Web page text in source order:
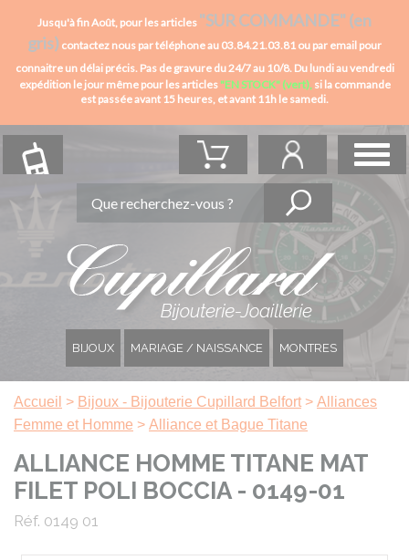
Jusqu'à fin Août, pour les articles "SUR COMMANDE" (en
gris) contactez nous par téléphone au 03.84.21.03.81 ou par email pour
connaitre un délai précis. Pas de gravure du 24/7 au 10/8. Du lundi au vendredi
expédition le jour même pour les articles "EN STOCK" (vert), si la commande
est passée avant 15 heures, et avant 11h le samedi.
BIJOUX MARIAGE / NAISSANCE MONTRES
Accueil > Bijoux - Bijouterie Cupillard Belfort > Alliances
Femme et Homme > Alliance et Bague Titane
ALLIANCE HOMME TITANE MAT
FILET POLI BOCCIA - 0149-01
Réf. 0149 01